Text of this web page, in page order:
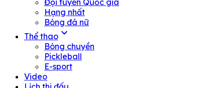
Hạng nhất
Bóng đá nữ
Thể thao expand_more
Bóng chuyền
Pickleball
E-sport
Video